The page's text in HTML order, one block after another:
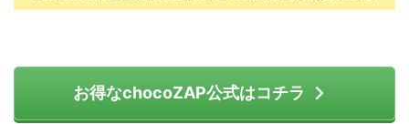
お得なchocoZAP公式はコチラ